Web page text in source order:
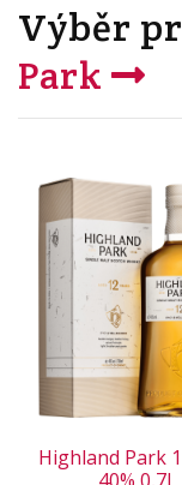
Výběr
Park
Highland Park